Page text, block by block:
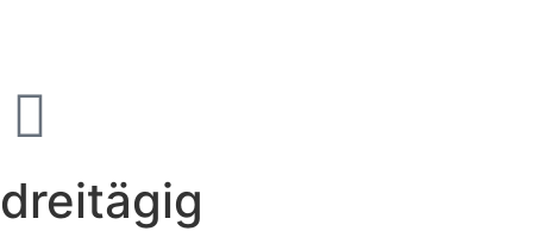
dreitägig